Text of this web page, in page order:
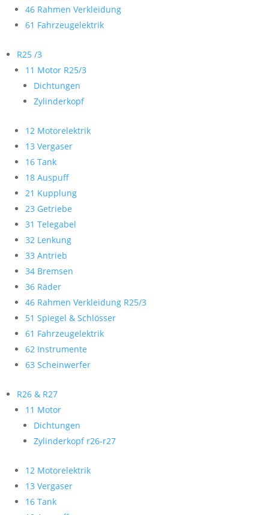
46 Rahmen Verkleidung
61 Fahrzeugelektrik
R25 /3
11 Motor R25/3
Dichtungen
Zylinderkopf
12 Motorelektrik
13 Vergaser
16 Tank
18 Auspuff
21 Kupplung
23 Getriebe
31 Telegabel
32 Lenkung
33 Antrieb
34 Bremsen
36 Räder
46 Rahmen Verkleidung R25/3
51 Spiegel & Schlösser
61 Fahrzeugelektrik
62 Instrumente
63 Scheinwerfer
R26 & R27
11 Motor
Dichtungen
Zylinderkopf r26-r27
12 Motorelektrik
13 Vergaser
16 Tank